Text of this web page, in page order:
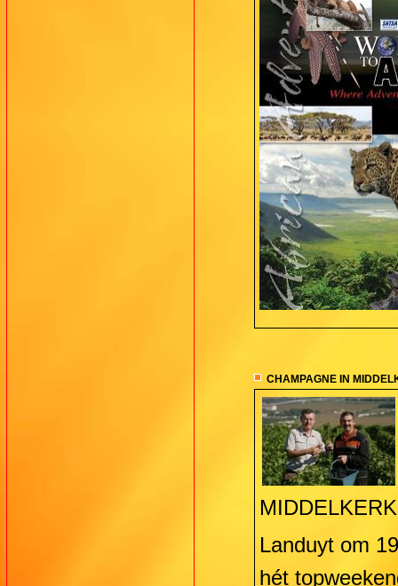
CHAMPAGNE IN
Landuyt om
hét